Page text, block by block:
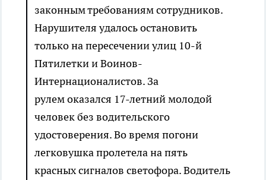
законным требованиям сотрудников.
Нарушителя удалось остановить
только на пересечении улиц 10-й
Пятилетки и Воинов-
Интернационалистов. За
рулем оказался 17-летний молодой
человек без водительского
удостоверения. Во время погони
легковушка пролетела на пять
красных сигналов светофора. Водитель